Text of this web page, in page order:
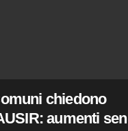
chiedono
aumenti